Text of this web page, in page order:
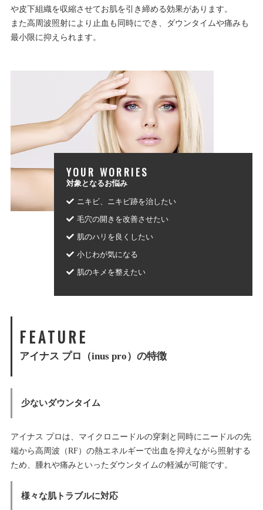
や皮下組織を収縮させてお肌を引き締める効果があります。
また高周波照射により止血も同時にでき、ダウンタイムや痛みも
最小限に抑えられます。
YOUR WORRIES
対象となるお悩み
ニキビ、ニキビ跡を治したい
毛穴の開きを改善させたい
肌のハリを良くしたい
小じわが気になる
肌のキメを整えたい
FEATURE
アイナス プロ（inus pro）の特徴
少ないダウンタイム
アイナス プロは、マイクロニードルの穿刺と同時にニードルの先
端から高周波（RF）の熱エネルギーで出血を抑えながら照射する
ため、腫れや痛みといったダウンタイムの軽減が可能です。
様々な肌トラブルに対応